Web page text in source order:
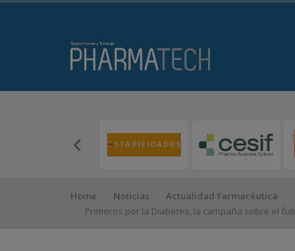
Home Noticias
Actualidad Farmacéutica
Primeros por la Diabetes, la campaña sobre el